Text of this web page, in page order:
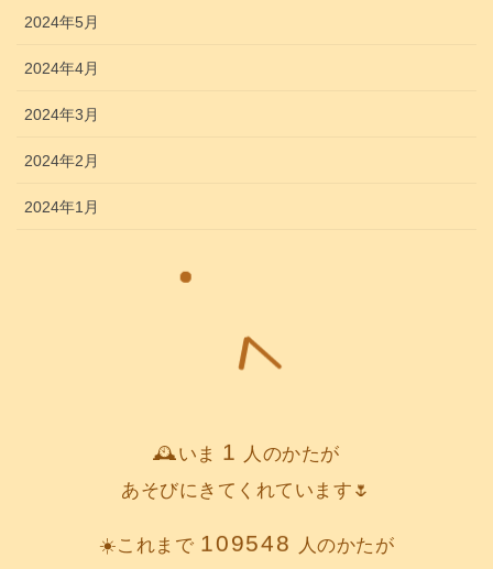
2024年5月
2024年4月
2024年3月
2024年2月
2024年1月
🕰️いま 1
人のかたが
あそびにきてくれています🌷
☀️これまで 109548
人のかたが